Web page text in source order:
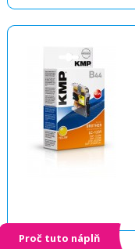
Proč tuto náplň